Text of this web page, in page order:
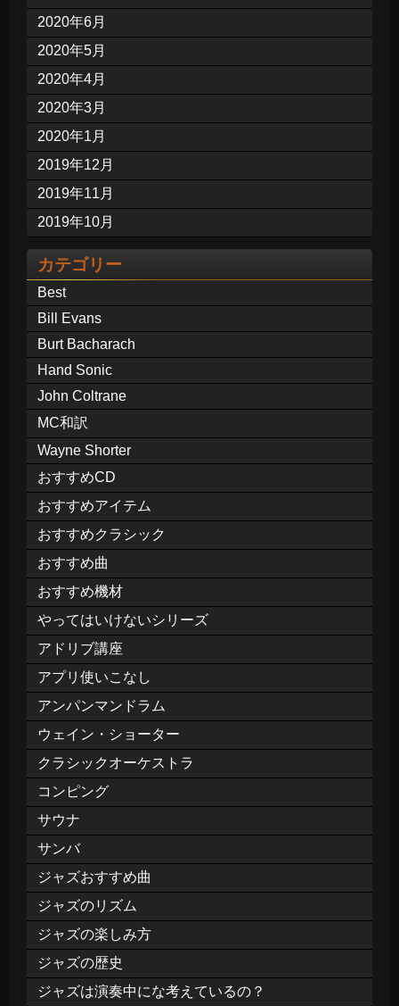
2020年6月
2020年5月
2020年4月
2020年3月
2020年1月
2019年12月
2019年11月
2019年10月
カテゴリー
Best
Bill Evans
Burt Bacharach
Hand Sonic
John Coltrane
MC和訳
Wayne Shorter
おすすめCD
おすすめアイテム
おすすめクラシック
おすすめ曲
おすすめ機材
やってはいけないシリーズ
アドリブ講座
アプリ使いこなし
アンパンマンドラム
ウェイン・ショーター
クラシックオーケストラ
コンピング
サウナ
サンバ
ジャズおすすめ曲
ジャズのリズム
ジャズの楽しみ方
ジャズの歴史
ジャズは演奏中にな考えているの？